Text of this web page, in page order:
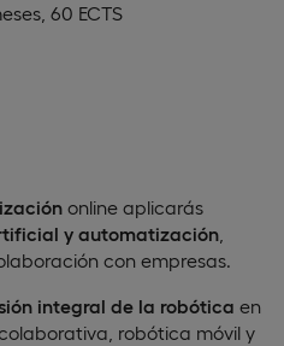
60 ECTS
online aplicarás
y automatización
con empresas.
integral de la robótica en
robótica móvil y